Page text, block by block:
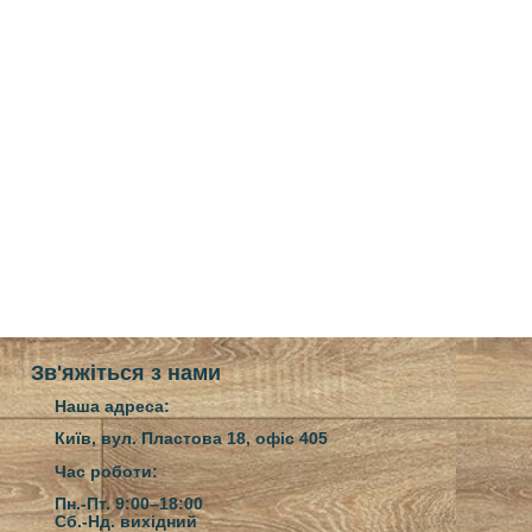
Зв'яжіться з нами
Наша адреса:
Київ, вул. Пластова 18, офіс 405
Час роботи:
Пн.-Пт. 9:00–18:00
Сб.-Нд.вихідний